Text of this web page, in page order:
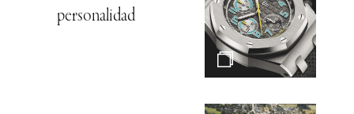
personalidad